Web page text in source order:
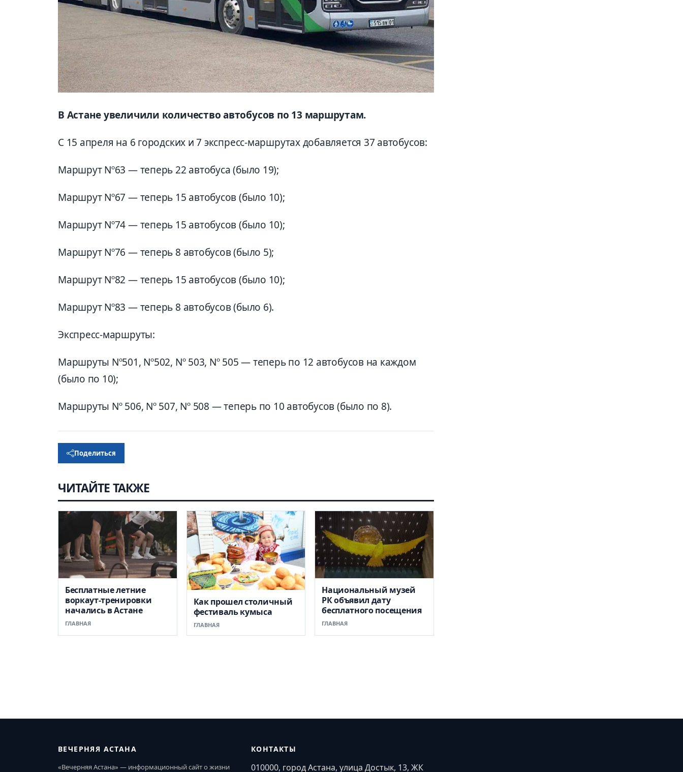
В Астане увеличили количество автобусов по 13 маршрутам.
С 15 апреля на 6 городских и 7 экспресс-маршрутах добавляется 37 автобусов:
Маршрут Nº63 — теперь 22 автобуса (было 19);
Маршрут Nº67 — теперь 15 автобусов (было 10);
Маршрут Nº74 — теперь 15 автобусов (было 10);
Маршрут Nº76 — теперь 8 автобусов (было 5);
Маршрут Nº82 — теперь 15 автобусов (было 10);
Маршрут Nº83 — теперь 8 автобусов (было 6).
Экспресс-маршруты:
Маршруты Nº501, Nº502, Nº 503, Nº 505 — теперь по 12 автобусов на каждом
(было по 10);
Маршруты Nº 506, Nº 507, Nº 508 — теперь по 10 автобусов (было по 8).
Поделиться
ЧИТАЙТЕ ТАКЖЕ
Бесплатные летние
воркаут-тренировки
начались в Астане
ГЛАВНАЯ
Как прошел столичный
фестиваль кумыса
ГЛАВНАЯ
Национальный музей
РК объявил дату
бесплатного посещения
ГЛАВНАЯ
ВЕЧЕРНЯЯ АСТАНА
«Вечерняя Астана» — информационный сайт о жизни
КОНТАКТЫ
010000, город Астана, улица Достык, 13, ЖК